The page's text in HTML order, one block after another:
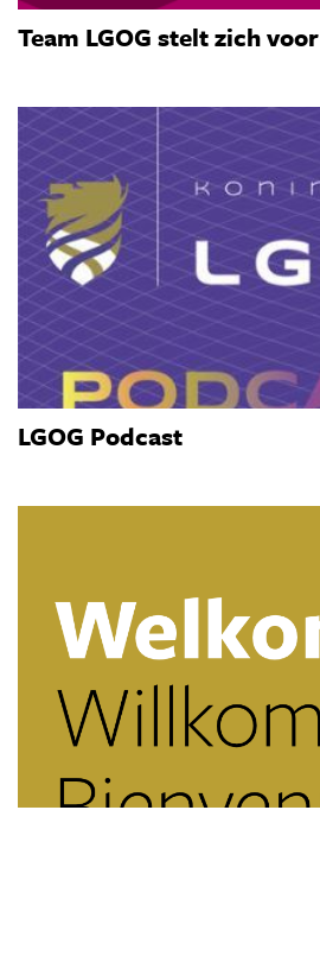
Team LGOG stelt zich voor
LGOG Podcast